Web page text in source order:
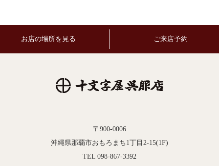
お店の場所を見る ご来店予約
〒900-0006
沖縄県那覇市おもろまち1丁目2-15(1F)
TEL 098-867-3392